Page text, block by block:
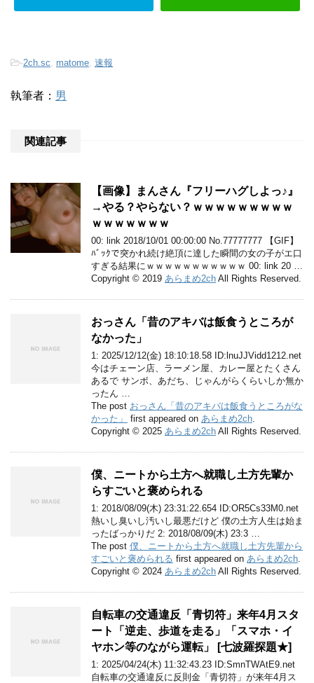
-2ch.sc matome 速報
執筆者： 男
関連記事
【画像】まんさん『フリーハグしよっ♪』
→やる？やらない？ｗｗｗｗｗｗｗｗｗ
ｗｗｗｗｗｗｗ
00: link 2018/10/01 00:00:00 No.77777777 【GIF】
ﾊﾞｯｸで突かれ続け絶頂に達した瞬間の女の子がエ口
すぎる結果にｗｗｗｗｗｗｗｗｗｗｗ 00: link 20 …
Copyright © 2019 あらまめ2ch All Rights Reserved.
おっさん「昔のアキバは飯食うところが
なかった」
1: 2025/12/12(金) 18:10:18.58 ID:lnuJJVidd1212.net
今はチェーン店、ラーメン屋、カレー屋とたくさん
あるで サンボ、あだち、じゃんがらくらいしか無か
ったん …
The post おっさん「昔のアキバは飯食うところがな
かった」
first appeared on あらまめ2ch
Copyright © 2025 あらまめ2ch All Rights Reserved.
僕、ニートから土方へ就職し土方先輩か
らすごいと褒められる
1: 2018/08/09(木) 23:31:22.654 ID:OR5Cs33M0.net
熱いし臭いし汚いし最悪だけど 僕の土方人生は始ま
ったばっかりだ 2: 2018/08/09(木) 23:3 …
The post 僕、ニートから土方へ就職し土方先輩から
すごいと褒められる first appeared on あらまめ2ch
Copyright © 2024 あらまめ2ch All Rights Reserved.
自転車の交通違反「青切符」来年4月スタ
ート「逆走、歩道を走る」「スマホ・イ
ヤホン等のながら運転」 [七波羅探題★]
1: 2025/04/24(木) 11:32:43.23 ID:SmnTWAtE9.net
自転車の交通違反に反則金「青切符」が来年4月ス